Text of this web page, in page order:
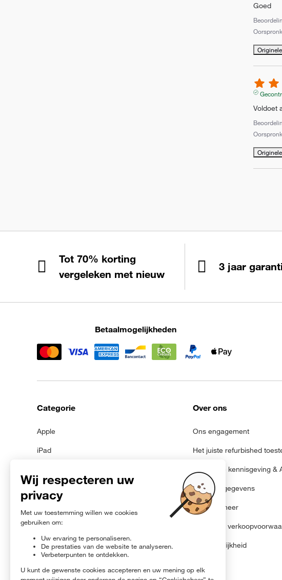
Goed
Voldoet
Tot 70% korting
vergeleken met nieuw
3 jaar
Betaalmogelijkheden
Categorie
Apple
iPad
Galaxy Tab
Xiaomi
Google
Over ons
Ons engagement
Het juiste refurbished
Juridische kennisgeving &
Persoonsgegevens
Cookiebeheer
Algemene
Toegankelijkheid